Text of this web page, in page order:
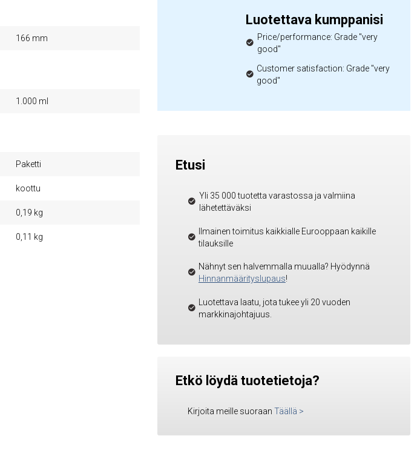
166 mm
1.000 ml
Paketti
koottu
0,19 kg
0,11 kg
Luotettava kumppanisi
Price/performance: Grade "very
good"
Customer satisfaction: Grade "very
good"
Etusi
Yli 35 000 tuotetta varastossa ja valmiina
lähetettäväksi
Ilmainen toimitus kaikkialle Eurooppaan kaikille
tilauksille
Nähnyt sen halvemmalla muualla? Hyödynnä
Hinnanmäärityslupaus!
Luotettava laatu, jota tukee yli 20 vuoden
markkinajohtajuus.
Etkö löydä tuotetietoja?
Kirjoita meille suoraan Täällä >